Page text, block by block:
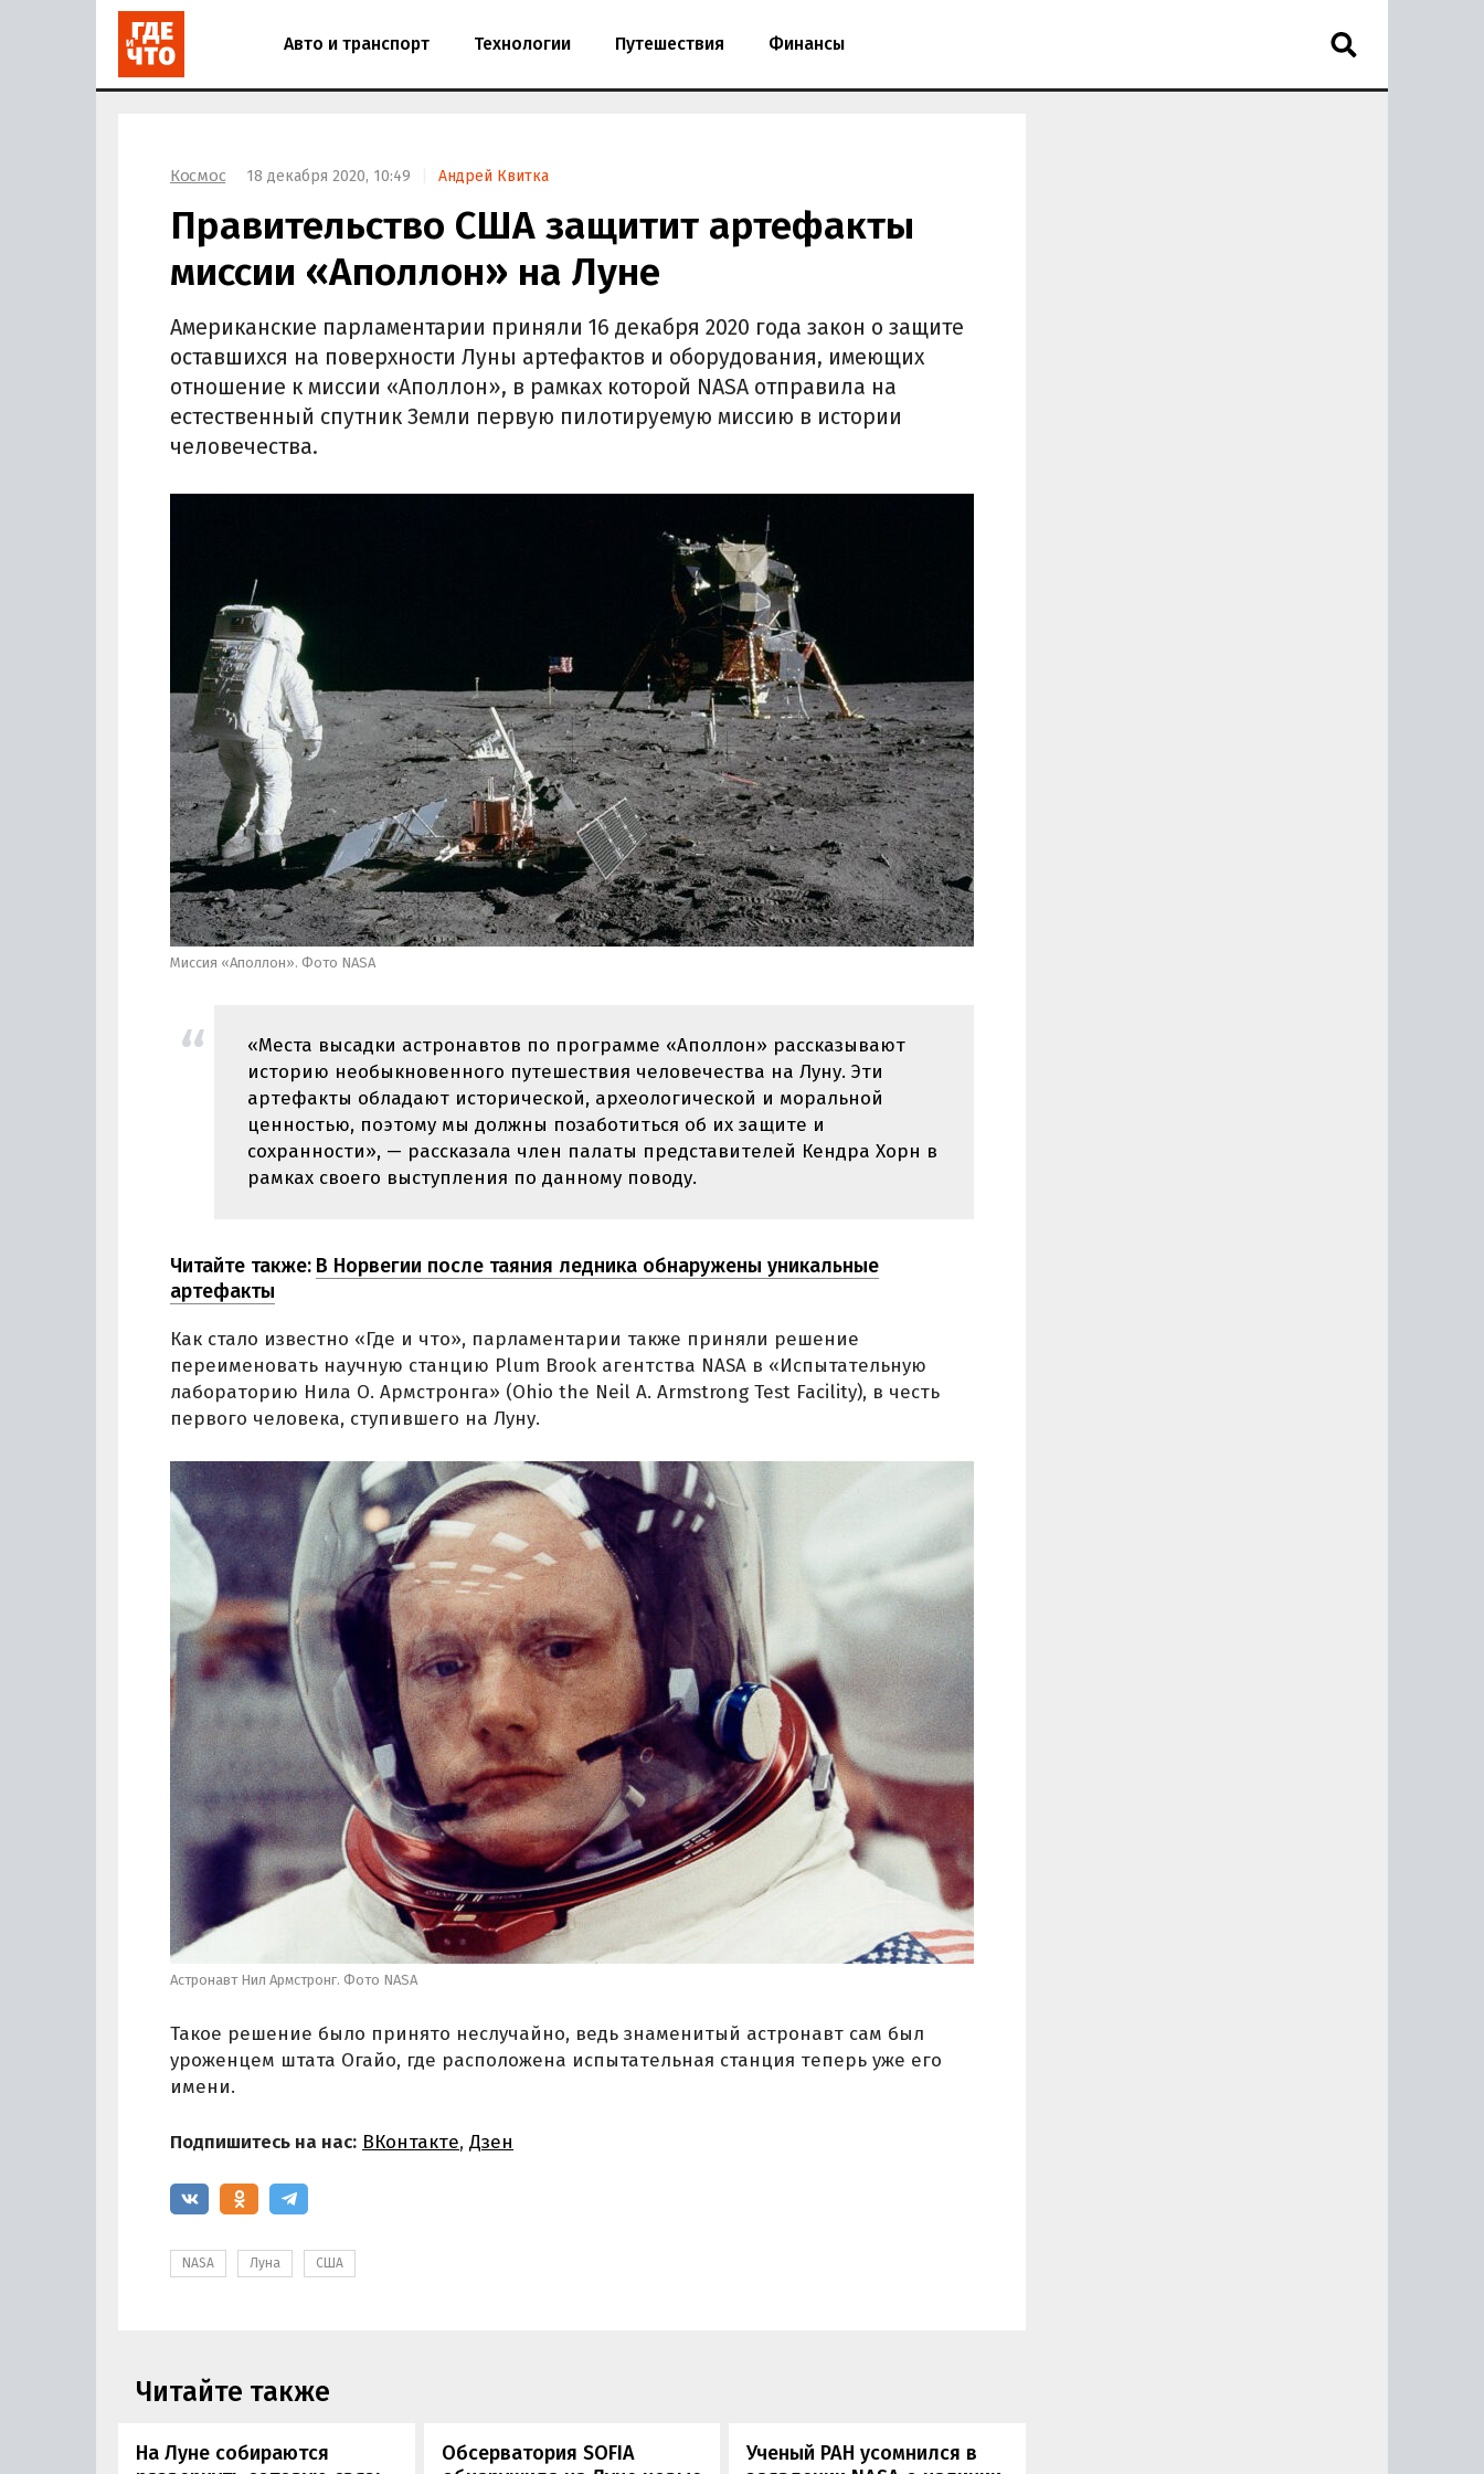
Авто и транспорт Технологии Путешествия Финансы
Космос 18 декабря 2020, 10:49 Андрей Квитка
Правительство США защитит артефакты
миссии «Аполлон» на Луне
Американские парламентарии приняли 16 декабря 2020 года закон о защите
оставшихся на поверхности Луны артефактов и оборудования, имеющих
отношение к миссии «Аполлон», в рамках которой NASA отправила на
естественный спутник Земли первую пилотируемую миссию в истории
человечества.
Миссия «Аполлон». Фото NASA
«Места высадки астронавтов по программе «Аполлон» рассказывают
историю необыкновенного путешествия человечества на Луну. Эти
артефакты обладают исторической, археологической и моральной
ценностью, поэтому мы должны позаботиться об их защите и
сохранности», — рассказала член палаты представителей Кендра Хорн в
рамках своего выступления по данному поводу.
Читайте также: В Норвегии после таяния ледника обнаружены уникальные
артефакты
Как стало известно «Где и что», парламентарии также приняли решение
переименовать научную станцию Plum Brook агентства NASA в «Испытательную
лабораторию Нила О. Армстронга» (Ohio the Neil A. Armstrong Test Facility), в честь
первого человека, ступившего на Луну.
Астронавт Нил Армстронг. Фото NASA
Такое решение было принято неслучайно, ведь знаменитый астронавт сам был
уроженцем штата Огайо, где расположена испытательная станция теперь уже его
имени.
Подпишитесь на нас: ВКонтакте, Дзен
NASA Луна США
Читайте также
На Луне собираются
Обсерватория SOFIA
Ученый РАН усомнился в